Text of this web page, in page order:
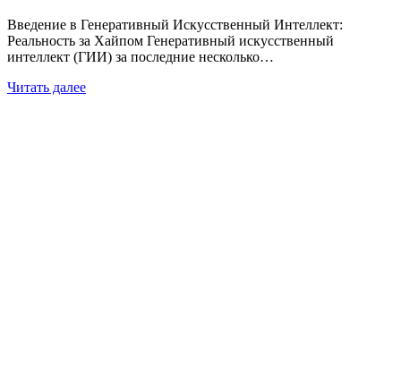
Введение в Генеративный Искусственный Интеллект:
Реальность за Хайпом Генеративный искусственный
интеллект (ГИИ) за последние несколько…
Читать далее